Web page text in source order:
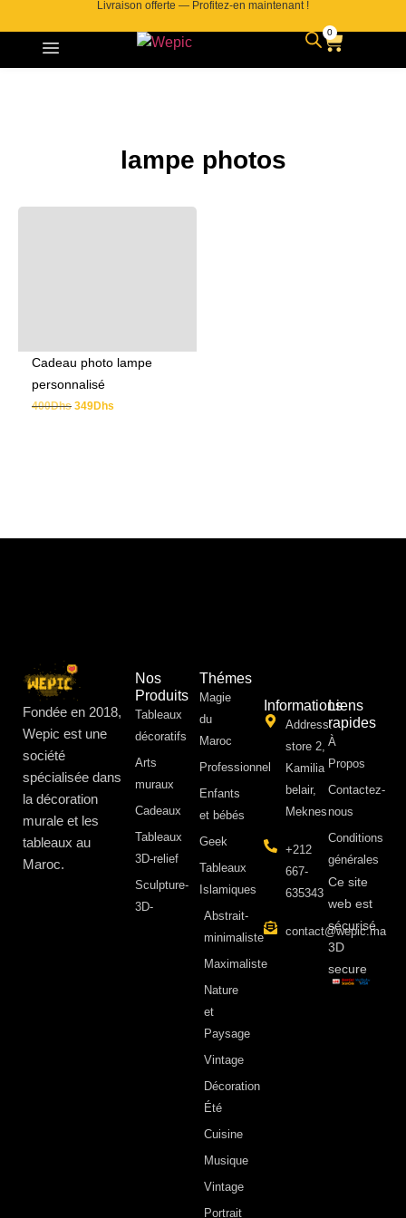
Livraison offerte — Profitez-en maintenant !
0
lampe photos
Cadeau photo lampe
personnalisé
400Dhs 349Dhs
Fondée en 2018,
Wepic est une
société
spécialisée dans
la décoration
murale et les
tableaux au
Maroc.
Nos
Produits
Tableaux
décoratifs
Arts
muraux
Cadeaux
Tableaux
3D-relief
Sculpture-
3D-
Thémes
Magie
du
Maroc
Professionnel
Enfants
et bébés
Geek
Tableaux
Islamiques
Abstrait-
minimaliste
Maximaliste
Nature
et
Paysage
Vintage
Décoration
Été
Cuisine
Musique
Vintage
Portrait
Informations
Address:
store 2,
Kamilia
belair,
Meknes
+212
667-
635343
contact@wepic.ma
Liens
rapides
À
Propos ​
Contactez-
nous
Conditions
générales
Ce site
web est
sécurisé
3D
secure